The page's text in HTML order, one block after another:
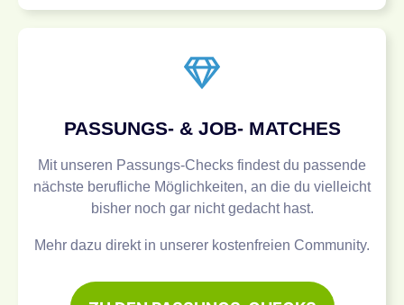
PASSUNGS- & JOB- MATCHES
Mit unseren Passungs-Checks findest du passende
nächste berufliche Möglichkeiten, an die du vielleicht
bisher noch gar nicht gedacht hast.
Mehr dazu direkt in unserer kostenfreien Community.